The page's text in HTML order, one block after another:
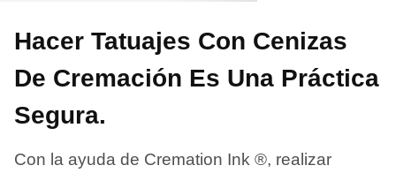
Hacer Tatuajes Con Cenizas
De Cremación Es Una Práctica
Segura.
Con la ayuda de Cremation Ink ®, realizar